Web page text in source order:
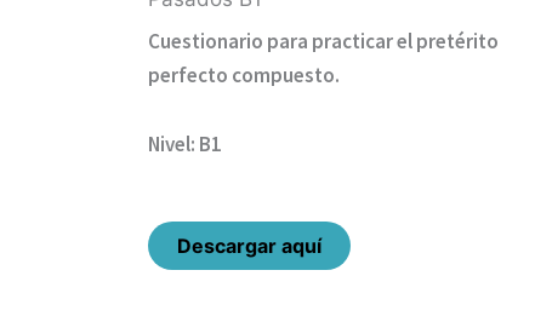
Cuestionario para practicar el pretérito
perfecto compuesto.
Nivel: B1
Descargar aquí